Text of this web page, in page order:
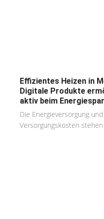
Effizientes Heizen in
Digitale Produkte
aktiv beim
Die Energieversorgung
Versorgungskosten